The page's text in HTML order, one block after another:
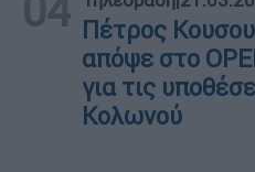
Πέτρος
απόψε στο
για τις
Κολωνού